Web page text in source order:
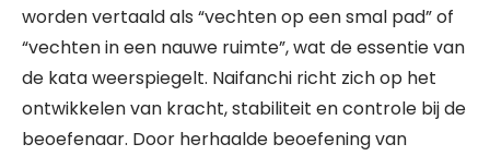
worden vertaald als “vechten op een smal pad” of
“vechten in een nauwe ruimte”, wat de essentie van
de kata weerspiegelt. Naifanchi richt zich op het
ontwikkelen van kracht, stabiliteit en controle bij de
beoefenaar. Door herhaalde beoefening van